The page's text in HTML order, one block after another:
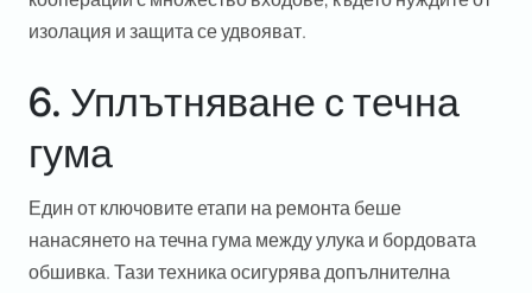
изолация и защита се удвояват.
6. Уплътняване с течна
гума
Един от ключовите етапи на ремонта беше
нанасянето на течна гума между улука и бордовата
обшивка. Тази техника осигурява допълнителна